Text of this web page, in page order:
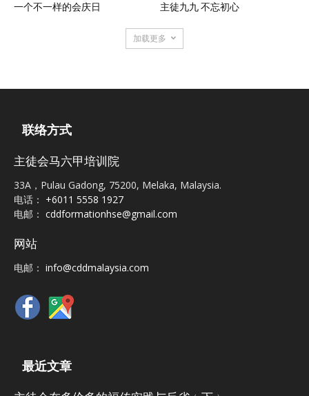
一个不一样的会庆日 主徒九九 不忘初心
加载更多
联络方式
主徒会马六甲培训院
33A，Pulau Gadong, 75200, Melaka, Malaysia.
电话： +6011 5558 1927
电邮： cddformationhse@gmail.com
网站
电邮： info@cddmalaysia.com
最近文章